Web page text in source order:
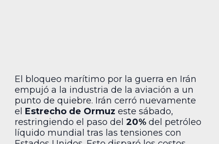
El bloqueo marítimo por la guerra en Irán
empujó a la industria de la aviación a un
punto de quiebre. Irán cerró nuevamente
el Estrecho de Ormuz este sábado,
restringiendo el paso del 20% del petróleo
líquido mundial tras las tensiones con